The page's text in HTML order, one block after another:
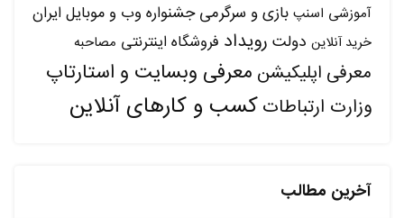
آموزشی اسنپ بازی و سرگرمی جشنواره وب و موبایل ایران
خرید آنلاین دولت رویداد فروشگاه اینترنتی مصاحبه
معرفی اپلیکیشن معرفی وبسایت و استارتاپ
وزارت ارتباطاتکسب و کارهای آنلاین
آخرین مطالب